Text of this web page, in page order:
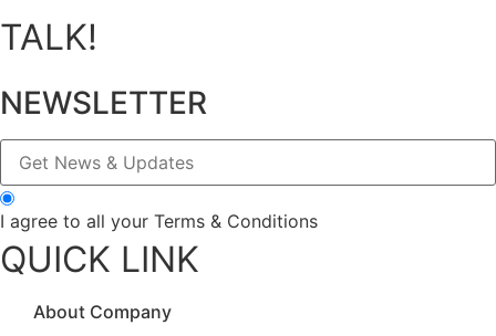
TALK!
NEWSLETTER
I agree to all your Terms & Conditions
QUICK LINK
About Company